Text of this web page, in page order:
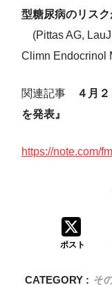
型糖尿病のリス
(Pittas AG,
Climn Endocrinol
関連記事
４月
を発表』
https://note.com/
ポスト
CATEGORY : そ